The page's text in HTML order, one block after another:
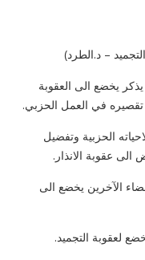
يخضع الى العقوبة
الحزبية وتفضيل
عقوبة الانذار.
الآخرين يخضع الى